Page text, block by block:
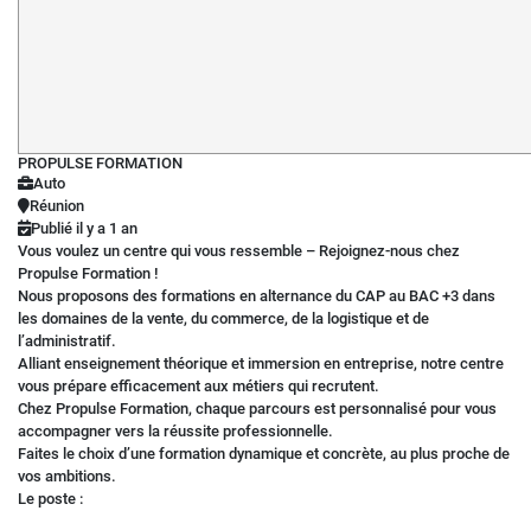
PROPULSE FORMATION
Auto
Réunion
Publié il y a 1 an
Vous voulez un centre qui vous ressemble – Rejoignez-nous chez
Propulse Formation !
Nous proposons des formations en alternance du CAP au BAC +3 dans
les domaines de la vente, du commerce, de la logistique et de
l’administratif.
Alliant enseignement théorique et immersion en entreprise, notre centre
vous prépare efficacement aux métiers qui recrutent.
Chez Propulse Formation, chaque parcours est personnalisé pour vous
accompagner vers la réussite professionnelle.
Faites le choix d’une formation dynamique et concrète, au plus proche de
vos ambitions.
Le poste :